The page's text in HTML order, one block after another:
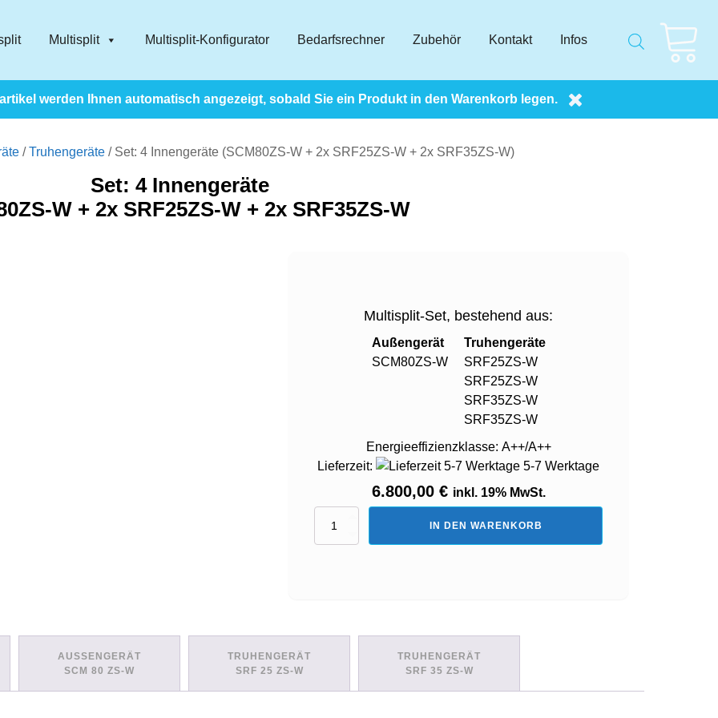
Multisplit Multisplit-Konfigurator Bedarfsrechner Zubehör Kontakt Infos
werden Ihnen automatisch angezeigt, sobald Sie ein Produkt in den Warenkorb legen.
/Truhengeräte / Set: 4 Innengeräte (SCM80ZS-W + 2x SRF25ZS-W + 2x SRF35ZS-W)
Set: 4 Innengeräte
W + 2x SRF25ZS-W + 2x SRF35ZS-W
Multisplit-Set, bestehend aus:
Außengerät
SCM80ZS-W
Truhengeräte
SRF25ZS-W
SRF25ZS-W
SRF35ZS-W
SRF35ZS-W
Energieeffizienzklasse: A++/A++
Lieferzeit:
5-7 Werktage
6.800,00 € inkl. 19% MwSt.
W
W)
IN DEN WARENKORB
AUSSENGERÄT
SCM 80 ZS-W
TRUHENGERÄT
SRF 25 ZS-W
TRUHENGERÄT
SRF 35 ZS-W